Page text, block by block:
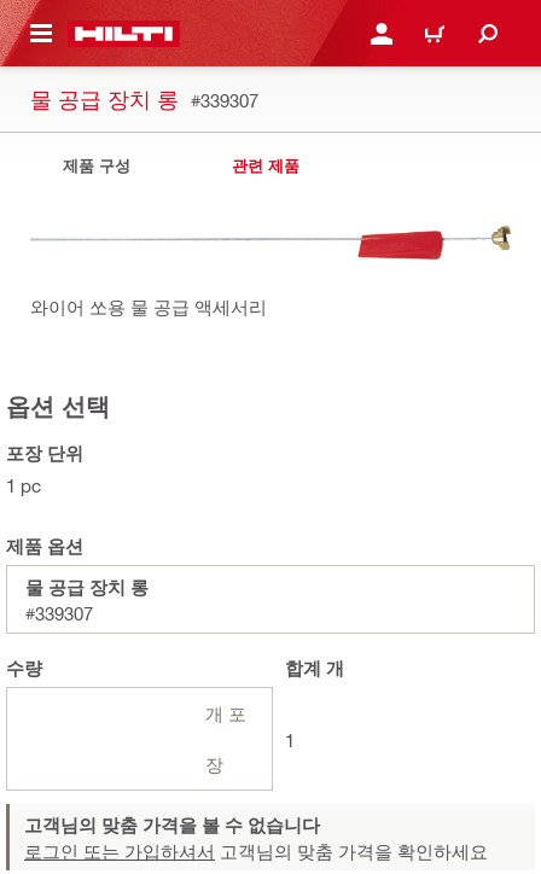
으로 건너뛰기 로그인 또는 회원가입
장바구니
물 공급 장치 롱 #339307
제품 구성 관련 제품
와이어 쏘용 물 공급 액세서리
옵션 선택
포장 단위
1 pc
제품 옵션
물 공급 장치 롱
#339307
수량
개 포
장
합계 개
1
고객님의 맞춤 가격을 볼 수 없습니다
로그인 또는 가입하셔서 고객님의 맞춤 가격을 확인하세요